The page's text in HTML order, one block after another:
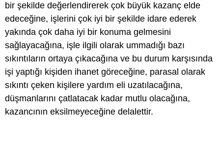
bir şekilde değerlendirerek çok büyük kazanç elde
edeceğine, işlerini çok iyi bir şekilde idare ederek
yakında çok daha iyi bir konuma gelmesini
sağlayacağına, işle ilgili olarak ummadığı bazı
sıkıntıların ortaya çıkacağına ve bu durum karşısında
işi yaptığı kişiden ihanet göreceğine, parasal olarak
sıkıntı çeken kişilere yardım eli uzatılacağına,
düşmanlarını çatlatacak kadar mutlu olacağına,
kazancının eksilmeyeceğine delalettir.